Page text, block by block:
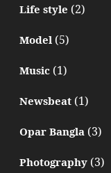
Life style (2)
Model(5)
Music(1)
Newsbeat(1)
Opar Bangla(3)
Photography(3)